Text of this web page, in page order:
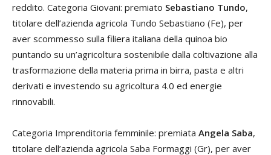
reddito. Categoria Giovani: premiato Sebastiano Tundo,
titolare dell’azienda agricola Tundo Sebastiano (Fe), per
aver scommesso sulla filiera italiana della quinoa bio
puntando su un’agricoltura sostenibile dalla coltivazione alla
trasformazione della materia prima in birra, pasta e altri
derivati e investendo su agricoltura 4.0 ed energie
rinnovabili.
Categoria Imprenditoria femminile: premiata Angela Saba,
titolare dell’azienda agricola Saba Formaggi (Gr), per aver